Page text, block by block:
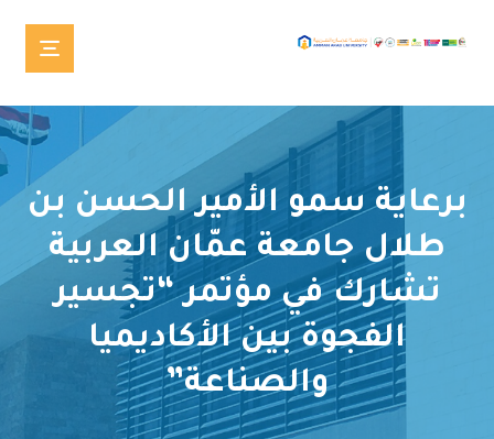
برعاية سمو الأمير الحسن بن
طلال جامعة عمّان العربية
تشارك في مؤتمر “تجسير
الفجوة بين الأكاديميا
والصناعة”